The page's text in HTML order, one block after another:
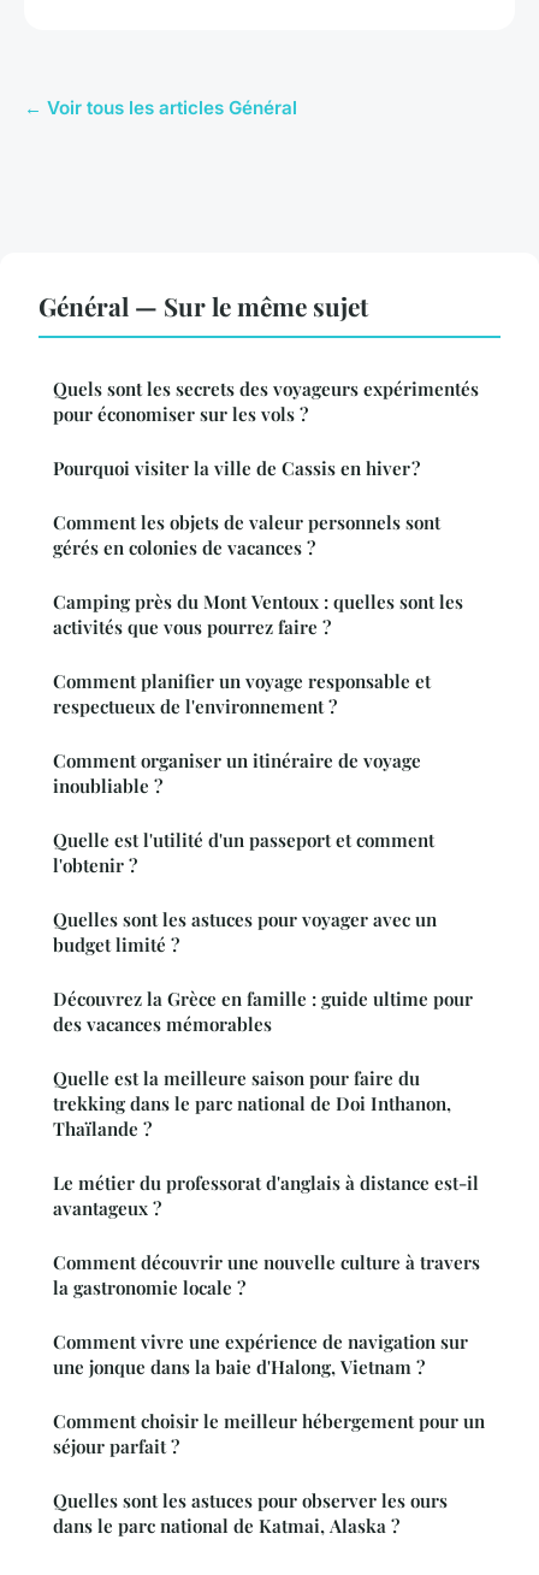
← Voir tous les articles Général
Général — Sur le même sujet
Quels sont les secrets des voyageurs expérimentés
pour économiser sur les vols ?
Pourquoi visiter la ville de Cassis en hiver ?
Comment les objets de valeur personnels sont
gérés en colonies de vacances ?
Camping près du Mont Ventoux : quelles sont les
activités que vous pourrez faire ?
Comment planifier un voyage responsable et
respectueux de l'environnement ?
Comment organiser un itinéraire de voyage
inoubliable ?
Quelle est l'utilité d'un passeport et comment
l'obtenir ?
Quelles sont les astuces pour voyager avec un
budget limité ?
Découvrez la Grèce en famille : guide ultime pour
des vacances mémorables
Quelle est la meilleure saison pour faire du
trekking dans le parc national de Doi Inthanon,
Thaïlande ?
Le métier du professorat d'anglais à distance est-il
avantageux ?
Comment découvrir une nouvelle culture à travers
la gastronomie locale ?
Comment vivre une expérience de navigation sur
une jonque dans la baie d'Halong, Vietnam ?
Comment choisir le meilleur hébergement pour un
séjour parfait ?
Quelles sont les astuces pour observer les ours
dans le parc national de Katmai, Alaska ?